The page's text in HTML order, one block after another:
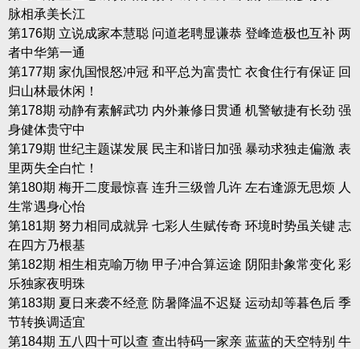
脉相承美长江
第176期 立说成家本慧聪 问道老聘显谦恭 登峰造极也互补 两
者中华第一通
第177期 家仇国恨怒冲冠 和平总为富贵忙 衣食住行有保证 回
归山林最休闲！
第178期 动静有素解武功 内外兼修日贯通 机警敏捷有长劲 强
身健体贵守中
第179期 世纪主题谋发展 民主和谐日加强 暴动求独走偏激 表
里两失全白忙！
第180期 梅开二度最惊喜 连升三级曾几许 左右逢源无思烦 人
生常遇身心怡
第181期 努力相同成就异 七彩人生赋传奇 环境时势虽关键 志
在四方乃根基
第182期 相生相克喻万物 甲子冲合算运途 阴阳卦象常变化 彩
乐独家夜明珠
第183期 夏日来袭不经意 防暑降温不迟疑 运动却等暮色后 季
节转换调适宜
第184期 五八四十可以查 查出特码一家亲 蓝蓝的天空特别 牛